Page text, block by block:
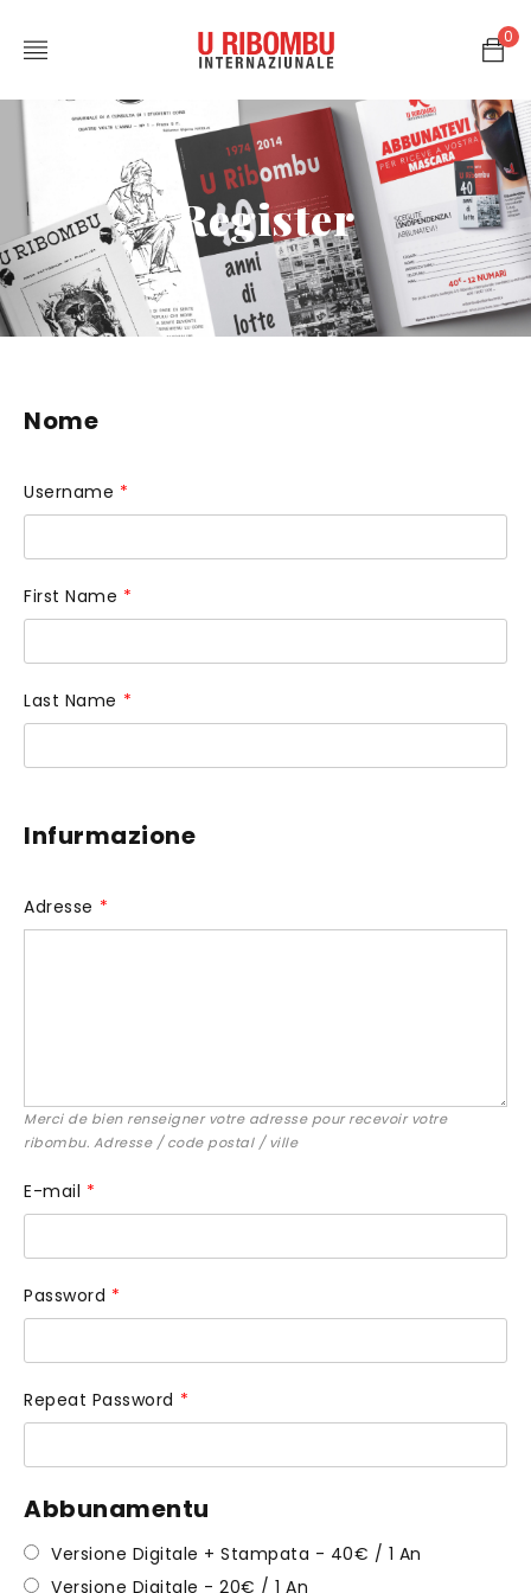
0
Register
Nome
Username *
First Name *
Last Name *
Infurmazione
Adresse *
Merci de bien renseigner votre adresse pour recevoir votre
ribombu. Adresse / code postal / ville
E-mail *
Password *
Repeat Password *
Abbunamentu
Versione Digitale + Stampata - 40€ / 1 An
Versione Digitale - 20€ / 1 An